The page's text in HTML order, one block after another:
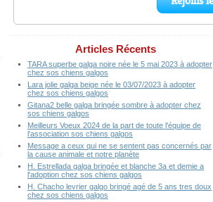
Articles Récents
TARA superbe galga noire née le 5 mai 2023 à adopter
chez sos chiens galgos
Lara jolie galga beige née le 03/07/2023 à adopter
chez sos chiens galgos
Gitana2 belle galga bringée sombre à adopter chez
sos chiens galgos
Meilleurs Voeux 2024 de la part de toute l'équipe de
l'association sos chiens galgos
Message a ceux qui ne se sentent pas concernés par
la cause animale et notre planète
H. Estrellada galga bringée et blanche 3a et demie a
l'adoption chez sos chiens galgos
H. Chacho levrier galgo bringé agé de 5 ans tres doux
chez sos chiens galgos